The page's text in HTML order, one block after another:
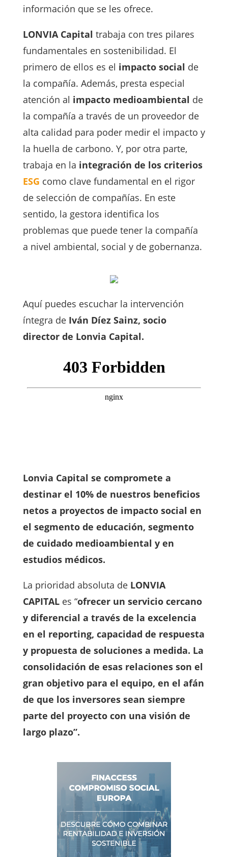
información que se les ofrece.
LONVIA Capital trabaja con tres pilares
fundamentales en sostenibilidad. El
primero de ellos es el impacto social de
la compañía. Además, presta especial
atención al impacto medioambiental de
la compañía a través de un proveedor de
alta calidad para poder medir el impacto y
la huella de carbono. Y, por otra parte,
trabaja en la integración de los criterios
ESG como clave fundamental en el rigor
de selección de compañías. En este
sentido, la gestora identifica los
problemas que puede tener la compañía
a nivel ambiental, social y de gobernanza.
Aquí puedes escuchar la intervención
íntegra de Iván Díez Sainz, socio
director de Lonvia Capital.
Lonvia Capital se compromete a
destinar el 10% de nuestros beneficios
netos a proyectos de impacto social en
el segmento de educación, segmento
de cuidado medioambiental y en
estudios médicos.
La prioridad absoluta de LONVIA
CAPITALes “ofrecer un servicio cercano
y diferencial a través de la excelencia
en el reporting, capacidad de respuesta
y propuesta de soluciones a medida. La
consolidación de esas relaciones son el
gran objetivo para el equipo, en el afán
de que los inversores sean siempre
parte del proyecto con una visión de
largo plazo”.